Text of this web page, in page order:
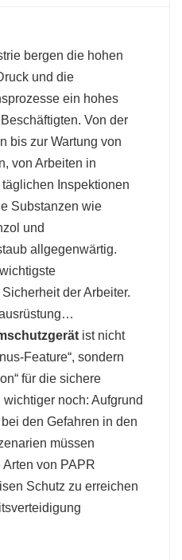
bergen die hohen
und die
ein hohes
Von der
bis zur Wartung von
von Arbeiten in
Inspektionen
Substanzen wie
und
allgegenwärtig.
der Arbeiter.
ist nicht
Feature“, sondern
für die sichere
noch: Aufgrund
den Gefahren in den
müssen
von PAPR
Schutz zu erreichen